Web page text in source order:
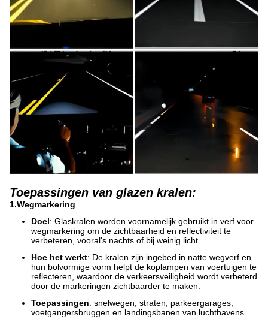
Toepassingen van glazen kralen:
1.Wegmarkering
Doel: Glaskralen worden voornamelijk gebruikt in verf voor
wegmarkering om de zichtbaarheid en reflectiviteit te
verbeteren, vooral's nachts of bij weinig licht.
Hoe het werkt: De kralen zijn ingebed in natte wegverf en
hun bolvormige vorm helpt de koplampen van voertuigen te
reflecteren, waardoor de verkeersveiligheid wordt verbeterd
door de markeringen zichtbaarder te maken.
Toepassingen: snelwegen, straten, parkeergarages,
voetgangersbruggen en landingsbanen van luchthavens.